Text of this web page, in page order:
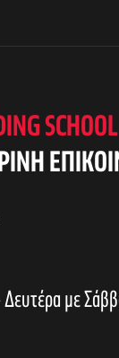
SCHOOL
με